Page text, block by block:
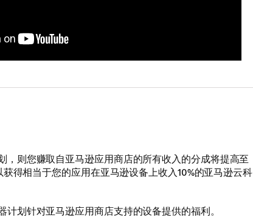
，则您赚取自亚马逊应用商店的所有收入的分成将提高至
得相当于您的应用在亚马逊设备上收入10%的亚马逊云科
计划针对亚马逊应用商店支持的设备提供的福利。